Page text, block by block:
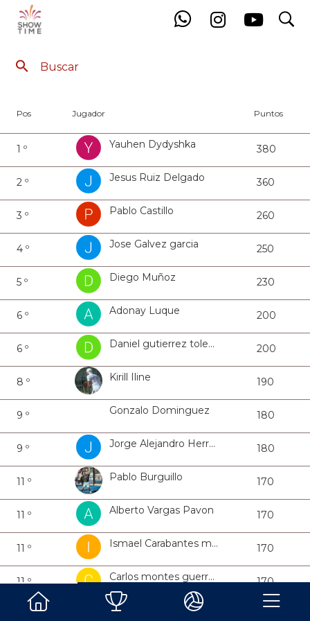
search
Ranking 4 Masculina
Pos Jugador Puntos
1 º Yauhen Dydyshka 380
2 º Jesus Ruiz Delgado 360
3 º Pablo Castillo 260
4 º Jose Galvez garcia 250
5 º Diego Muñoz 230
6 º Adonay Luque 200
6 º Daniel gutierrez toledo 200
8 º Kirill Iline 190
9 º Gonzalo Dominguez 180
9 º Jorge Alejandro Herrera 180
11 º Pablo Burguillo 170
11 º Alberto Vargas Pavon 170
11 º Ismael Carabantes moreno 170
11 º Carlos montes guerrero 170
11 º Nacho Saracho